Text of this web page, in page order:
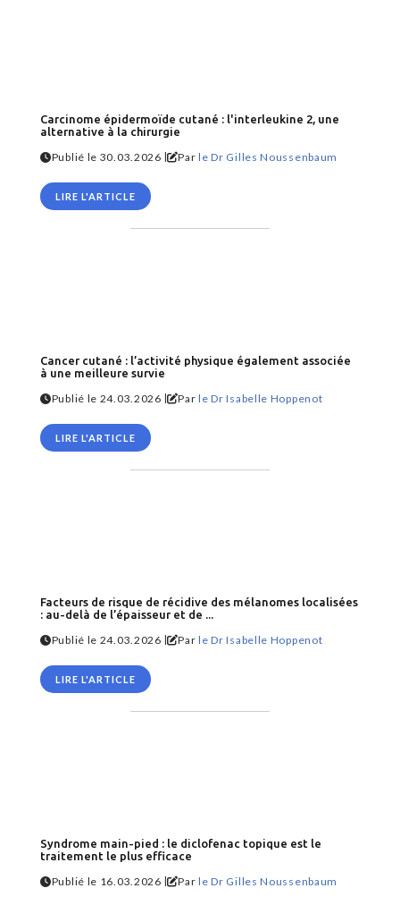
Carcinome épidermoïde cutané : l'interleukine 2, une
alternative à la chirurgie
Publié le 30.03.2026 | Parle Dr Gilles Noussenbaum
LIRE L'ARTICLE
Cancer cutané : l’activité physique également associée
à une meilleure survie
Publié le 24.03.2026 | Parle Dr Isabelle Hoppenot
LIRE L'ARTICLE
Facteurs de risque de récidive des mélanomes localisées
: au-delà de l’épaisseur et de ...
Publié le 24.03.2026 | Parle Dr Isabelle Hoppenot
LIRE L'ARTICLE
Syndrome main-pied : le diclofenac topique est le
traitement le plus efficace
Publié le 16.03.2026 | Parle Dr Gilles Noussenbaum